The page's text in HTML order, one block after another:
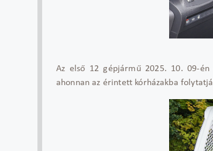
Az első 12 gépjármű 2025. 10. 09-én
ahonnan az érintett kórházakba